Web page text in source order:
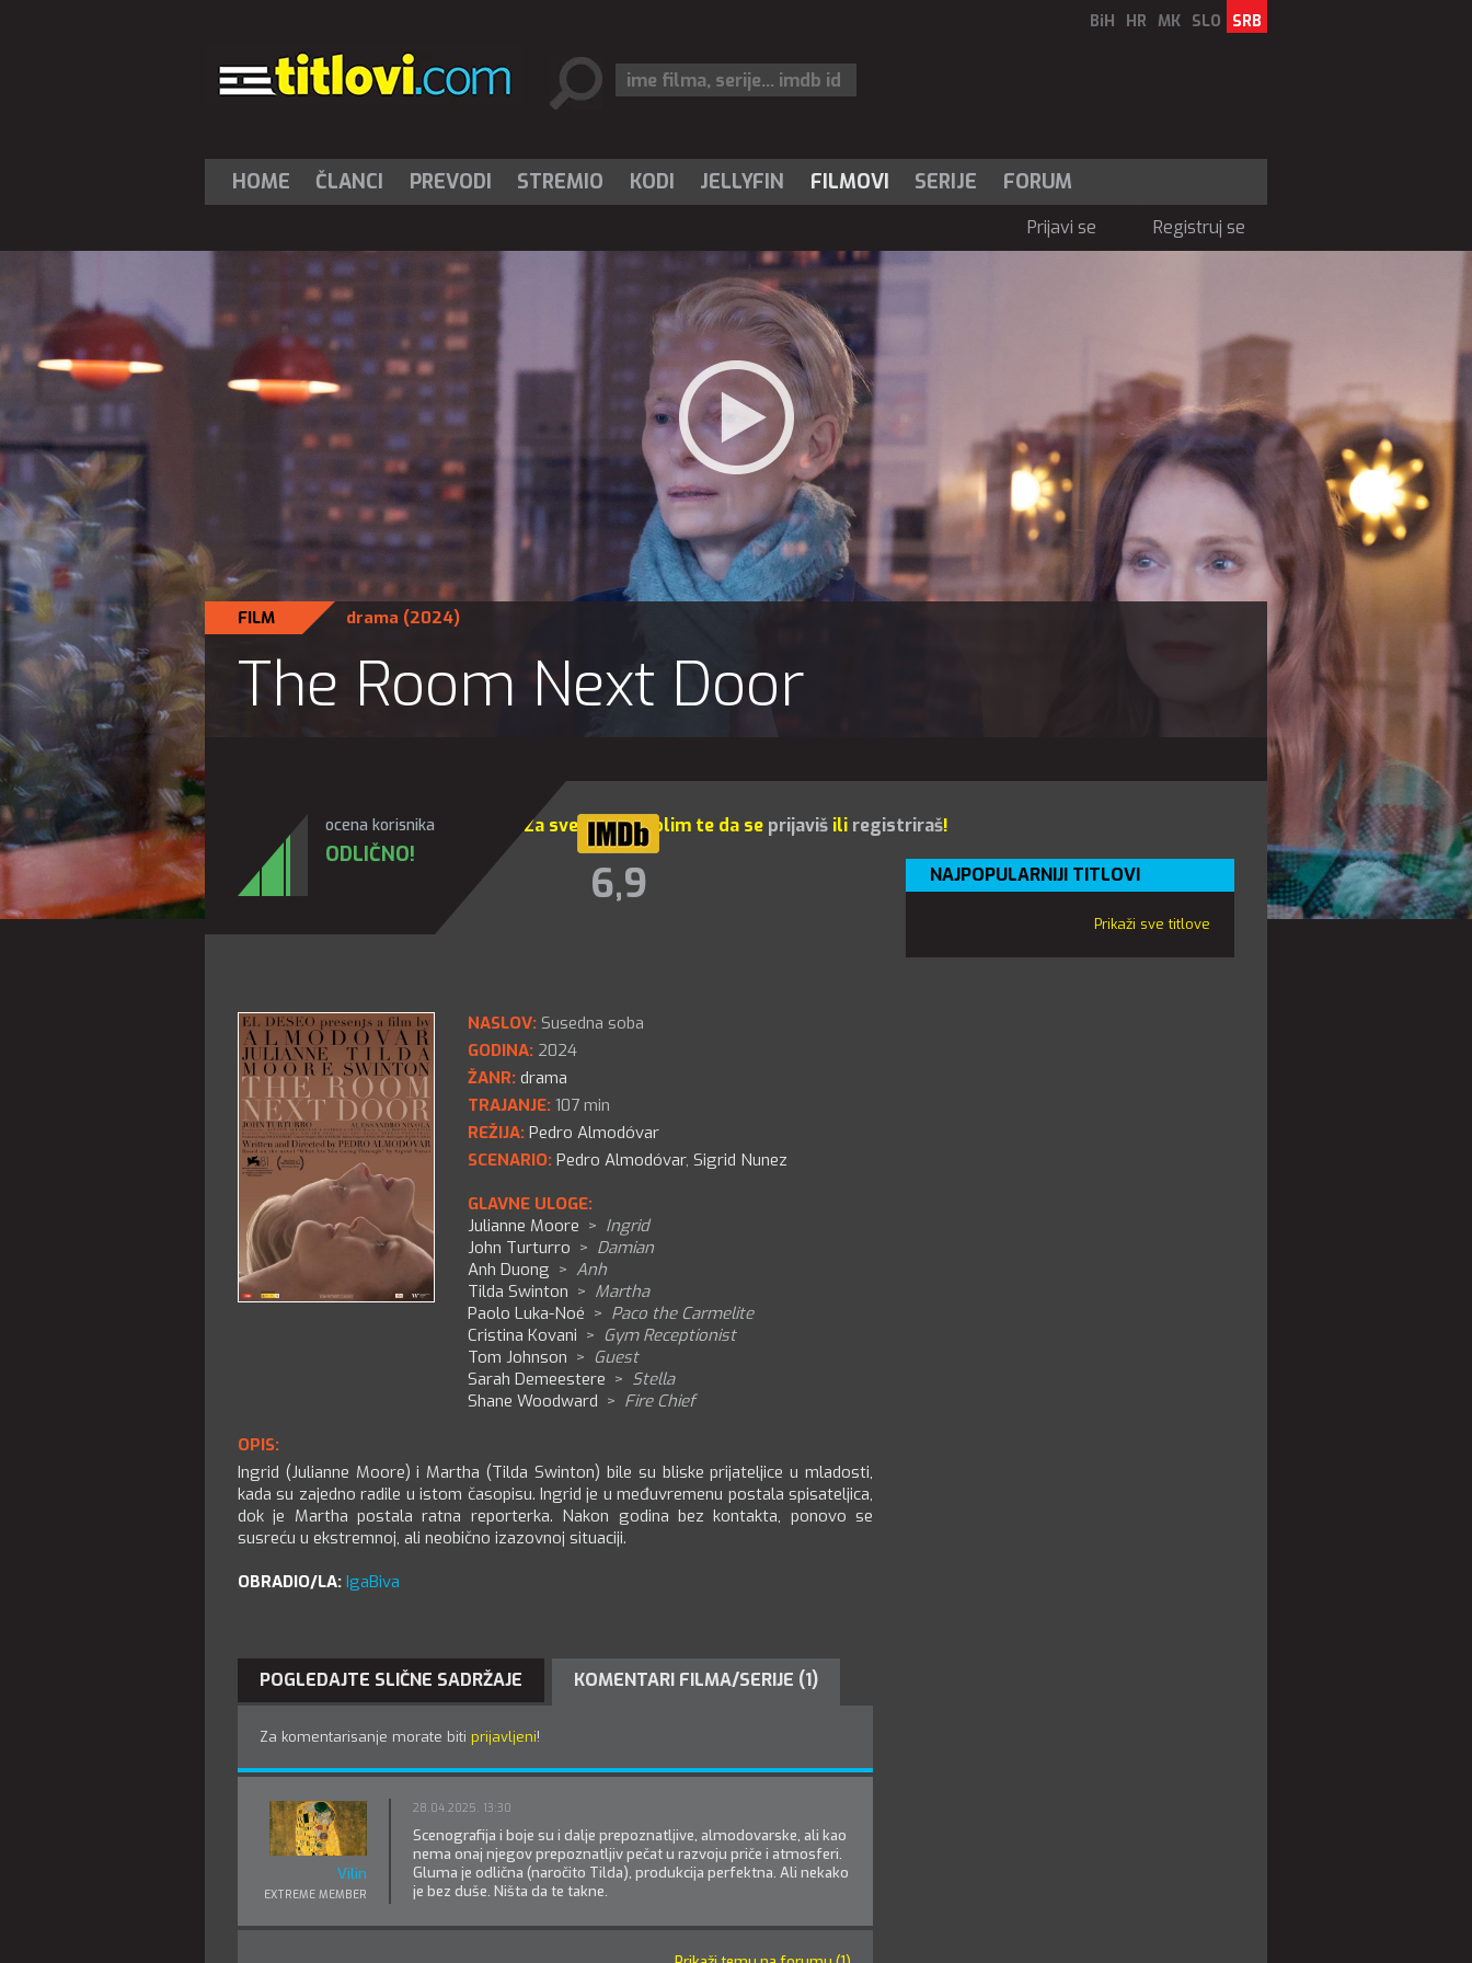
BiH HR MK SLO SRB
HOME ČLANCI PREVODI STREMIO KODI JELLYFIN FILMOVI SERIJE FORUM
Prijavi se Registruj se
FILM drama (2024)
The Room Next Door
Za sve opcije molim te da se prijaviš ili registriraš!
ocena korisnika
ODLIČNO!
6,9
NASLOV: Susedna soba
GODINA: 2024
ŽANR: drama
TRAJANJE: 107 min
REŽIJA: Pedro Almodóvar
SCENARIO: Pedro Almodóvar, Sigrid Nunez
GLAVNE ULOGE:
Julianne Moore > Ingrid
John Turturro > Damian
Anh Duong > Anh
Tilda Swinton > Martha
Paolo Luka-Noé > Paco the Carmelite
Cristina Kovani > Gym Receptionist
Tom Johnson > Guest
Sarah Demeestere > Stella
Shane Woodward > Fire Chief
OPIS:
Ingrid (Julianne Moore) i Martha (Tilda Swinton) bile su bliske prijateljice u mladosti,
kada su zajedno radile u istom časopisu. Ingrid je u međuvremenu postala spisateljica,
dok je Martha postala ratna reporterka. Nakon godina bez kontakta, ponovo se
susreću u ekstremnoj, ali neobično izazovnoj situaciji.
OBRADIO/LA: IgaBiva
POGLEDAJTE SLIČNE SADRŽAJE KOMENTARI FILMA/SERIJE (1)
Za komentarisanje morate biti prijavljeni!
Vilin
EXTREME MEMBER
28.04.2025. 13:30
Scenografija i boje su i dalje prepoznatljive, almodovarske, ali kao
nema onaj njegov prepoznatljiv pečat u razvoju priče i atmosferi.
Gluma je odlična (naročito Tilda), produkcija perfektna. Ali nekako
je bez duše. Ništa da te takne.
NAJPOPULARNIJI TITLOVI
Prikaži sve titlove